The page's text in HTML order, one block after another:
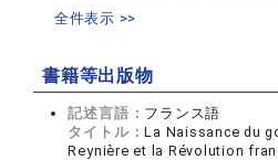
全件表示 >>
書籍等出版物
記述言語： フランス語
タイトル：La Naissance du
Reynière et la Révolution